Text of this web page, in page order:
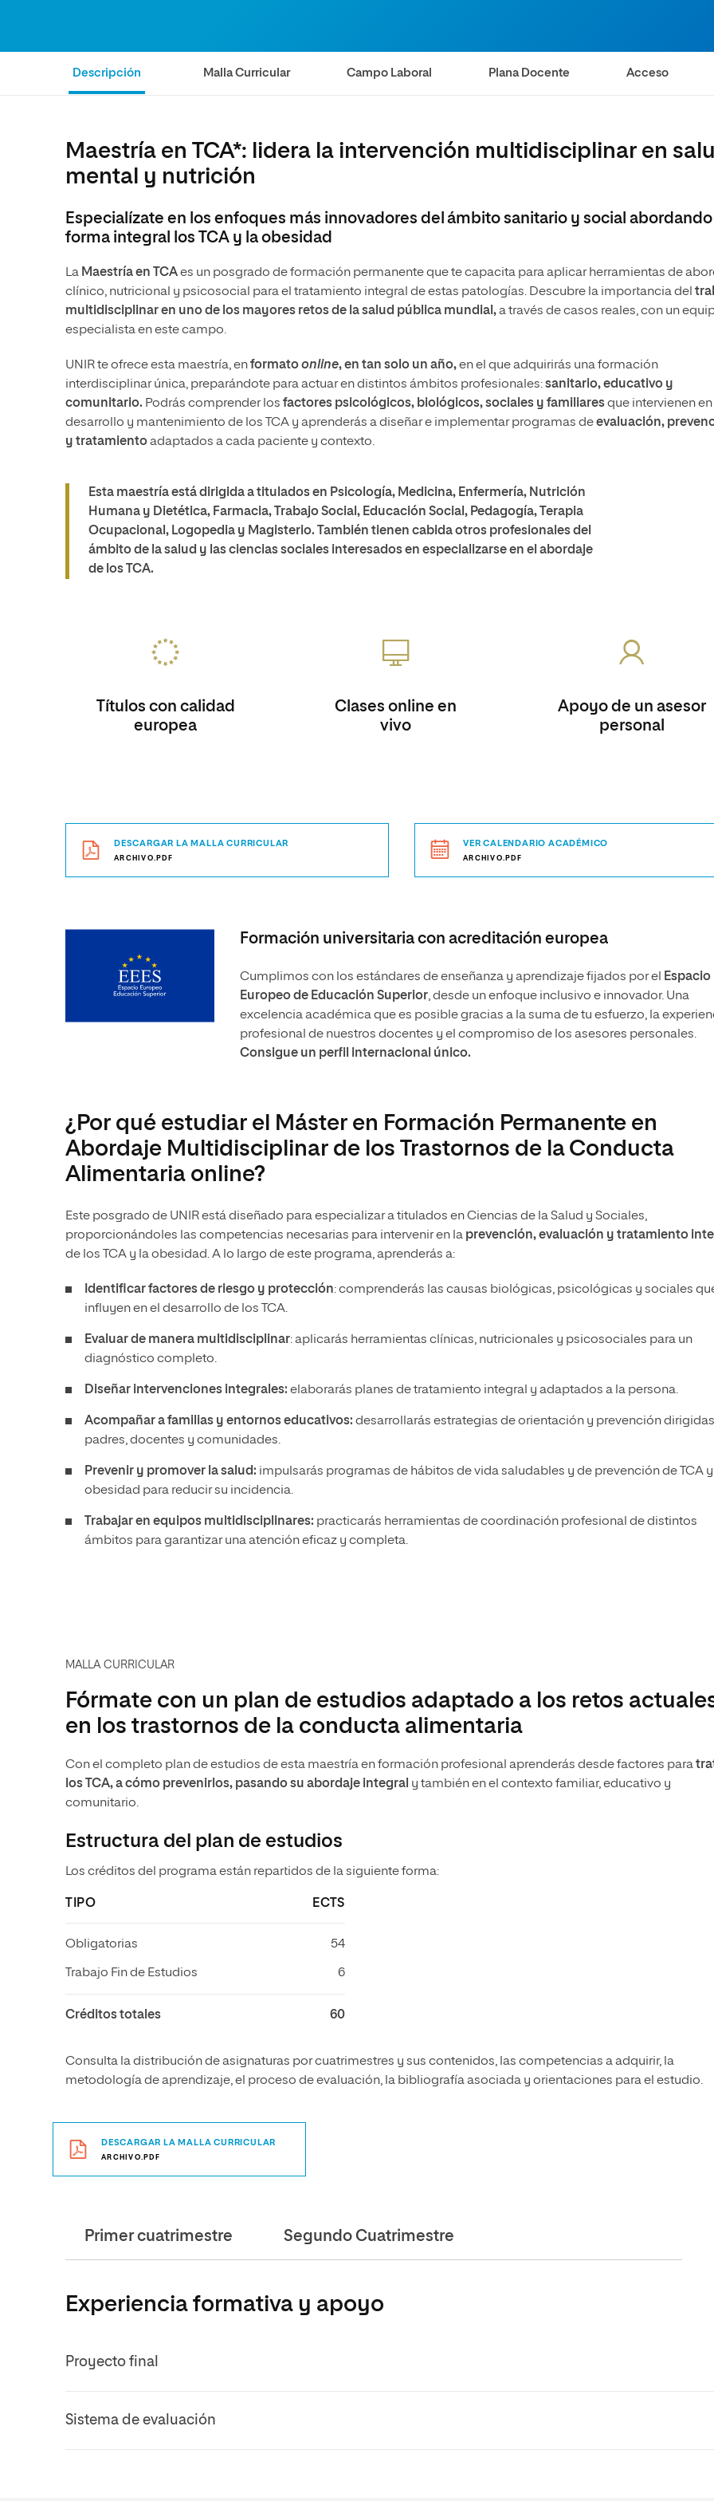
Humanidades
Ciencias Sociales y del Trabajo
Ciencias Criminológicas y de la
Seguridad
Ciencias Políticas y Relaciones
Internacionales
Diseño
Ciencias Sociales y del Trabajo
Seguridad
Descripción Malla Curricular Campo Laboral Plana Docente Acceso
Maestría en TCA*: lidera la intervención multidisciplinar en
mental y nutrición
Especialízate en los enfoques más innovadores del ámbito sanitario y social
forma integral los TCA y la obesidad
La Maestría en TCAes un posgrado de formación permanente que te capacita para aplicar herramientas de
clínico, nutricional y psicosocial para el tratamiento integral de estas patologías. Descubre la importancia del
multidisciplinar en uno de los mayores retos de la salud pública mundial,a través de casos reales, con un
especialista en este campo.
UNIR te ofrece esta maestría, enformatoonline, en tan solo un año,en el que adquirirás una formación
interdisciplinar única, preparándote para actuar en distintos ámbitos profesionales:sanitario, educativo y
comunitario. Podrás comprender los factores psicológicos, biológicos, sociales y familiaresque intervienen en
desarrollo y mantenimiento de los TCA y aprenderás a diseñar e implementar programas deevaluación,
y tratamientoadaptados a cada paciente y contexto.
Esta maestría está dirigida a titulados en Psicología, Medicina, Enfermería, Nutrición
Humana y Dietética, Farmacia, Trabajo Social, Educación Social, Pedagogía, Terapia
Ocupacional, Logopedia y Magisterio. También tienen cabida otros profesionales del
ámbito de la salud y las ciencias sociales interesados en especializarse en el abordaje
de los TCA.
Títulos con calidad
europea
Clases online en
vivo
Apoyo de un asesor
personal
DESCARGAR LA MALLA CURRICULAR
ARCHIVO.PDF
VER CALENDARIO ACADÉMICO
ARCHIVO.PDF
Formación universitaria con acreditación europea
Cumplimos con los estándares de enseñanza y aprendizaje fijados por el
Espacio
Europeo de Educación Superior, desde un enfoque inclusivo e innovador. Una
excelencia académica que es posible gracias a la suma de tu esfuerzo, la
profesional de nuestros docentes y el compromiso de los asesores personales.
Consigue un perfil internacional único.
¿Por qué estudiar el Máster en Formación Permanente en
Abordaje Multidisciplinar de los Trastornos de la Conducta
Alimentaria online?
Este posgrado de UNIR está diseñado para especializar a titulados en Ciencias de la Salud y Sociales,
proporcionándoles las competencias necesarias para intervenir en la prevención, evaluación y tratamiento
de los TCA y la obesidad. A lo largo de este programa, aprenderás a:
Identificar factores de riesgo y protección: comprenderás las causas biológicas, psicológicas y sociales
influyen en el desarrollo de los TCA.
Evaluar de manera multidisciplinar: aplicarás herramientas clínicas, nutricionales y psicosociales para un
diagnóstico completo.
Diseñar intervenciones integrales: elaborarás planes de tratamiento integral y adaptados a la persona.
Acompañar a familias y entornos educativos: desarrollarás estrategias de orientación y prevención
padres, docentes y comunidades.
Prevenir y promover la salud: impulsarás programas de hábitos de vida saludables y de prevención de TCA y
obesidad para reducir su incidencia.
Trabajar en equipos multidisciplinares: practicarás herramientas de coordinación profesional de distintos
ámbitos para garantizar una atención eficaz y completa.
MALLA CURRICULAR
Fórmate con un plan de estudios adaptado a los retos
en los trastornos de la conducta alimentaria
Con el completo plan de estudios de esta maestría en formación profesional aprenderás desde factores para
los TCA, a cómo prevenirlos, pasando su abordaje integral y también en el contexto familiar, educativo y
comunitario.
Estructura del plan de estudios
Los créditos del programa están repartidos de la siguiente forma:
TIPO ECTS
Obligatorias 54
Trabajo Fin de Estudios 6
Créditos totales 60
Consulta la distribución de asignaturas por cuatrimestres y sus contenidos, las competencias a adquirir, la
metodología de aprendizaje, el proceso de evaluación, la bibliografía asociada y orientaciones para el estudio.
DESCARGAR LA MALLA CURRICULAR
ARCHIVO.PDF
Primer cuatrimestre Segundo Cuatrimestre
Experiencia formativa y apoyo
Proyecto final
Sistema de evaluación